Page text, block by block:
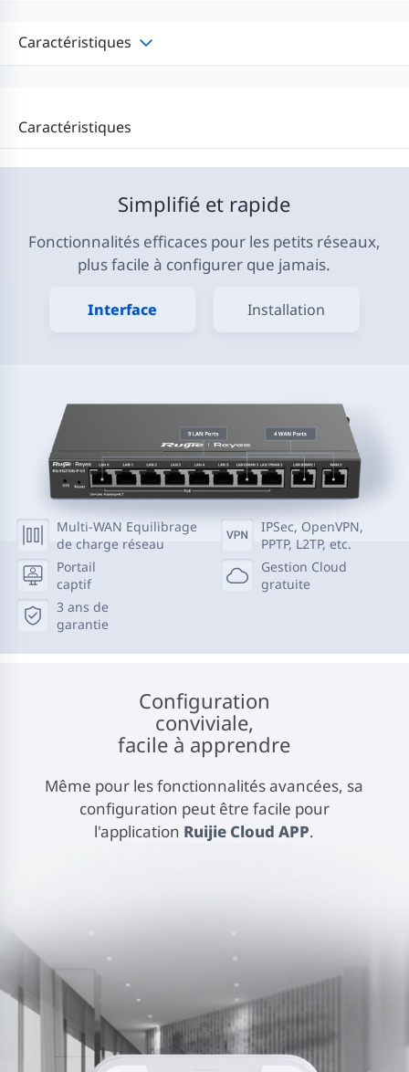
Caractéristiques
Caractéristiques
Simplifié et rapide
Fonctionnalités efficaces pour les petits réseaux,
plus facile à configurer que jamais.
Interface Installation
Multi-WAN Equilibrage
de charge réseau
IPSec, OpenVPN,
PPTP, L2TP, etc.
Portail
captif
Gestion Cloud
gratuite
3 ans de
garantie
Configuration
conviviale,
facile à apprendre
Même pour les fonctionnalités avancées, sa
configuration peut être facile pour
l'application Ruijie Cloud APP.